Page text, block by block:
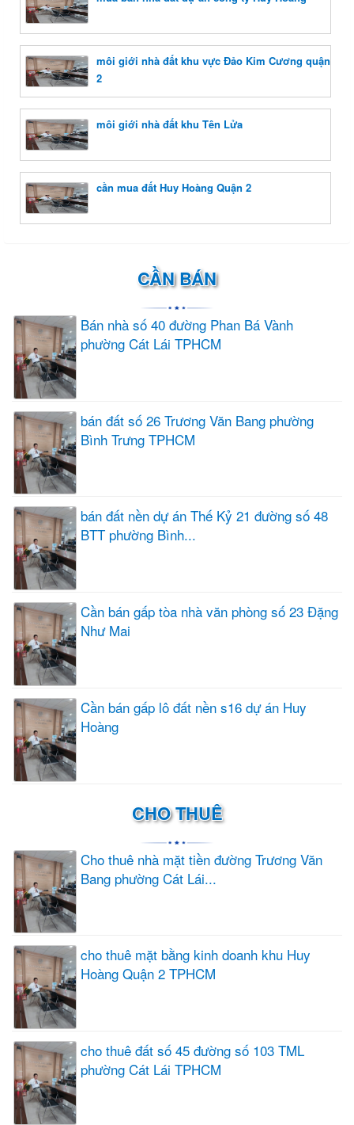
môi giới nhà đất khu vực Đảo Kim Cương quận
2
môi giới nhà đất khu Tên Lửa
cần mua đất Huy Hoàng Quận 2
CẦN BÁN
Bán nhà số 40 đường Phan Bá Vành
phường Cát Lái TPHCM
bán đất số 26 Trương Văn Bang phường
Bình Trưng TPHCM
bán đất nền dự án Thế Kỷ 21 đường số 48
BTT phường Bình...
Cần bán gấp tòa nhà văn phòng số 23 Đặng
Như Mai
Cần bán gấp lô đất nền s16 dự án Huy
Hoàng
CHO THUÊ
Cho thuê nhà mặt tiền đường Trương Văn
Bang phường Cát Lái...
cho thuê mặt bằng kinh doanh khu Huy
Hoàng Quận 2 TPHCM
cho thuê đất số 45 đường số 103 TML
phường Cát Lái TPHCM